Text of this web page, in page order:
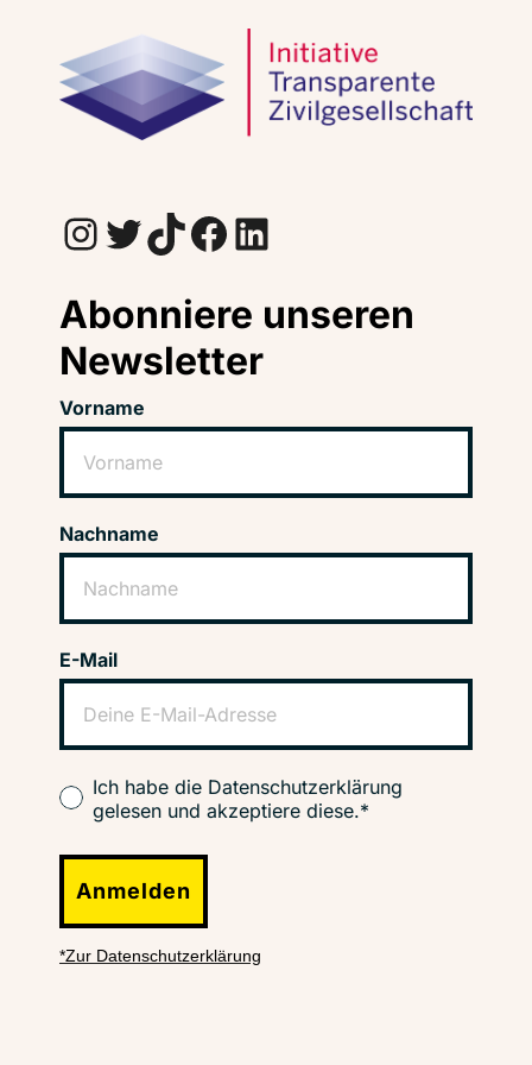
InstagramTwitter TikTok Facebook LinkedIn
Abonniere unseren
Newsletter
Vorname
Nachname
E-Mail
Ich habe die Datenschutzerklärung
gelesen und akzeptiere diese.*
Anmelden
*Zur Datenschutzerklärung